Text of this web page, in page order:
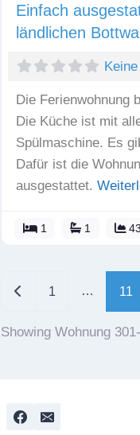
Einfach
ländlichen
Die Ferienwohnung
Die Küche ist mit
Spülmaschine. Es
Dafür ist die
ausgestattet.
1 1 43
Posts
Neuere Beiträge
1 … 11
Showing Wohnung